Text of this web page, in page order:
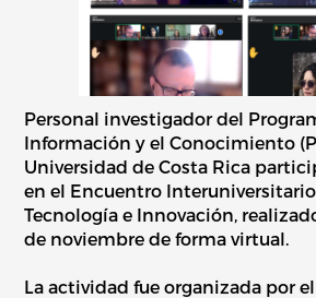
Personal investigador del
Información y el Conocimiento
Universidad de Costa Rica
en el Encuentro Interuniversitario
Tecnología e Innovación,
de noviembre de forma virtual.
La actividad fue organizada por